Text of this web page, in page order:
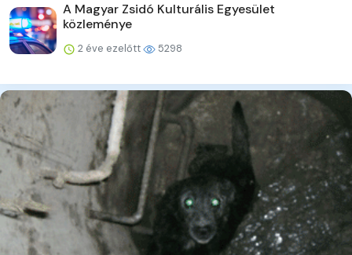
A Magyar Zsidó Kulturális Egyesület
közleménye
2 éve ezelőtt 5298